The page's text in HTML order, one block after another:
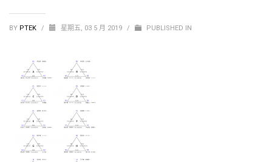
BY PTEK / 星期五, 03 5 月 2019 / PUBLISHED IN